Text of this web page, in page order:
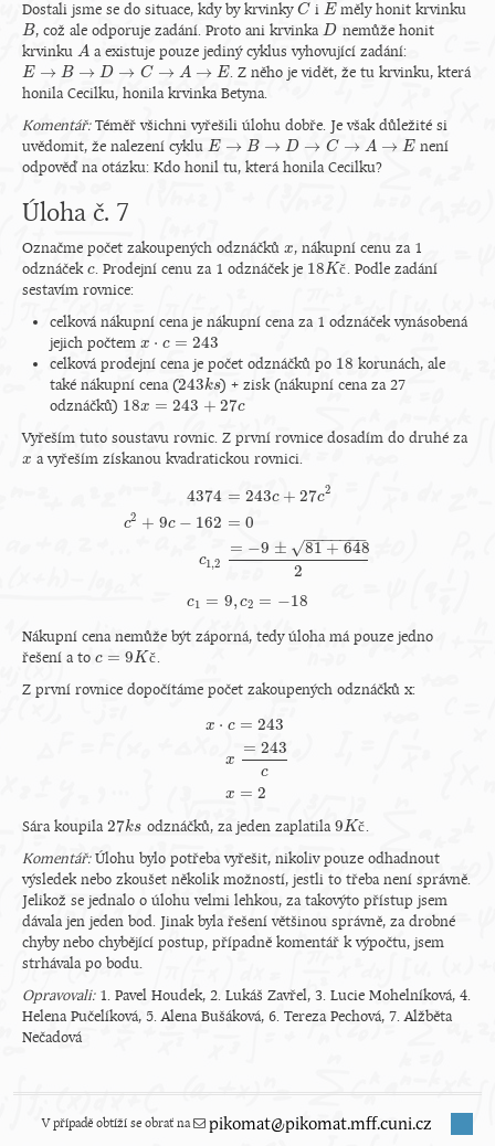
Dostali jsme se do situace, kdy by krvinky C
C i E
Eměly honit krvinku
B
B , což ale odporuje zadání. Proto ani krvinka D
D nemůže honit
krvinku A
A a existuje pouze jediný cyklus vyhovující zadání:
E → B → D → C → A → E
E→B→D →C →A →E
. Z něho je vidět, že tu krvinku, která
honila Cecilku, honila krvinka Betyna.
Komentář:Téměř všichni vyřešili úlohu dobře. Je však důležité si
uvědomit, že nalezení cyklu E → B → D → C → A → E
E→B→D →C →A →E
není
odpověď na otázku: Kdo honil tu, která honila Cecilku?
Úloha č. 7
Označme počet zakoupených odznáčků x
x, nákupní cenu za 1
odznáček c
c. Prodejní cenu za 1 odznáček je 18Kč
18Kč . Podle zadání
sestavím rovnice:
celková nákupní cena je nákupní cena za 1 odznáček vynásobená
jejich počtem x ⋅ c = 243
x⋅ c =243
celková prodejní cena je počet odznáčků po 18
18 korunách, ale
také nákupní cena (243ks
243ks ) + zisk (nákupní cena za 27
odznáčků) 18x = 243 + 27c
18x= 243+27 c
Vyřeším tuto soustavu rovnic. Z první rovnice dosadím do druhé za
x
x a vyřeším získanou kvadratickou rovnici.
4374
c2 + 9c − 162
c1,2
= 243c + 27c2
= 0
= −9 ± 81+648
− −
−−−−−
√
2
4374 =243 +27c +9
c1 = 9, c2 = −18
c1 =9,c2 =− 18
Nákupní cena nemůže být záporná, tedy úloha má pouze jedno
řešení a to c = 9Kč
c=9Kč
.
Z první rovnice dopočítáme počet zakoupených odznáčků x:
x ⋅ c
x
x
= 243
= 243
c
= 2
=243x=243
Sára koupila 27ks
27ks odznáčků, za jeden zaplatila 9Kč
9Kč .
Komentář:Úlohu bylo potřeba vyřešit, nikoliv pouze odhadnout
výsledek nebo zkoušet několik možností, jestli to třeba není správně.
Jelikož se jednalo o úlohu velmi lehkou, za takovýto přístup jsem
dávala jen jeden bod. Jinak byla řešení většinou správně, za drobné
chyby nebo chybějící postup, případně komentář k výpočtu, jsem
strhávala po bodu.
Opravovali:1. Pavel Houdek, 2. Lukáš Zavřel, 3. Lucie Mohelníková, 4.
Helena Pučelíková, 5. Alena Bušáková, 6. Tereza Pechová, 7. Alžběta
Nečadová
V případě obtíží se obrať na